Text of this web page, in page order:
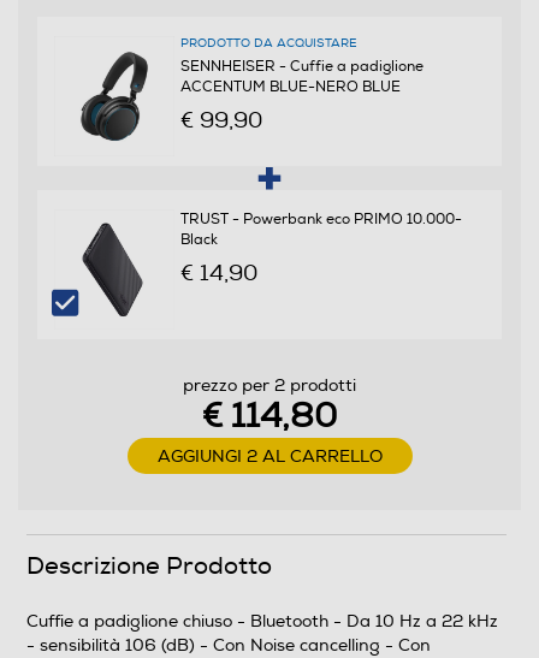
Cuffia per tv
Waterproof
No
PRODOTTO DA ACQUISTARE
SENNHEISER - Cuffie a padiglione
ACCENTUM BLUE-NERO BLUE
€ 99,90
TRUST - Powerbank eco PRIMO 10.000-
Black
€ 14,90
prezzo per 2 prodotti
€ 114,80
AGGIUNGI 2 AL CARRELLO
Descrizione Prodotto
Cuffie a padiglione chiuso - Bluetooth - Da 10 Hz a 22 kHz
- sensibilità 106 (dB) - Con Noise cancelling - Con